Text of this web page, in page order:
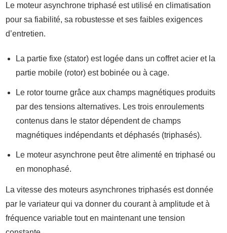
Le moteur asynchrone triphasé est utilisé en climatisation
pour sa fiabilité, sa robustesse et ses faibles exigences
d’entretien.
La partie fixe (stator) est logée dans un coffret acier et la
partie mobile (rotor) est bobinée ou à cage.
Le rotor tourne grâce aux champs magnétiques produits
par des tensions alternatives. Les trois enroulements
contenus dans le stator dépendent de champs
magnétiques indépendants et déphasés (triphasés).
Le moteur asynchrone peut être alimenté en triphasé ou
en monophasé.
La vitesse des moteurs asynchrones triphasés est donnée
par le variateur qui va donner du courant à amplitude et à
fréquence variable tout en maintenant une tension